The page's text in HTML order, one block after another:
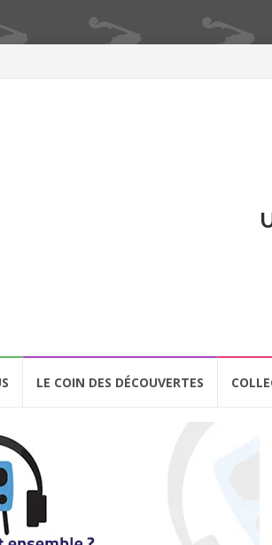
LE COIN DES DÉCOUVERTES